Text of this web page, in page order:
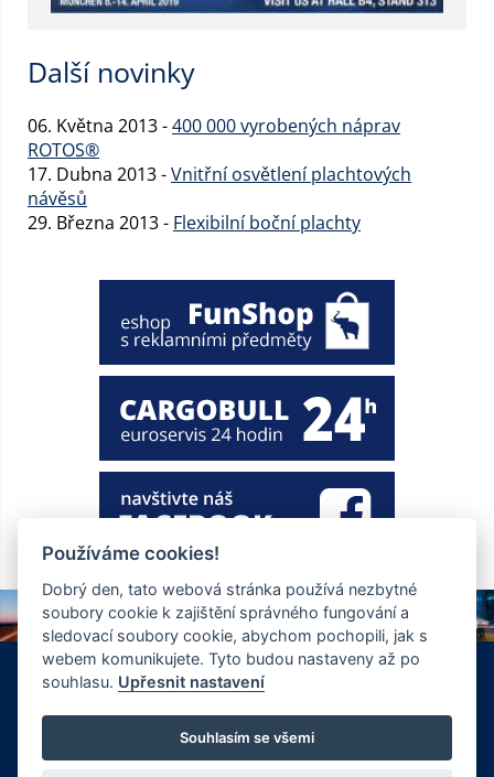
Další novinky
06. Května 2013 -400 000 vyrobených náprav
ROTOS®
17. Dubna 2013 -Vnitřní osvětlení plachtových
návěsů
29. Března 2013 - Flexibilní boční plachty
+420 326 901 186
info@ewt.cz
© Copyright 2026 Společnost EWT spol. s.r.o., realizace
FlexiSystems s.r.o.:e-learning,tvorba webových stránek.
Používáme cookies!
Dobrý den, tato webová stránka používá nezbytné
soubory cookie k zajištění správného fungování a
sledovací soubory cookie, abychom pochopili, jak s
webem komunikujete. Tyto budou nastaveny až po
souhlasu. Upřesnit nastavení
Souhlasím se všemi